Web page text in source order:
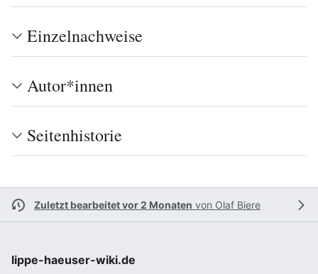
Einzelnachweise
Autor*innen
Seitenhistorie
Zuletzt bearbeitet vor 2 Monaten von Olaf Biere
lippe-haeuser-wiki.de